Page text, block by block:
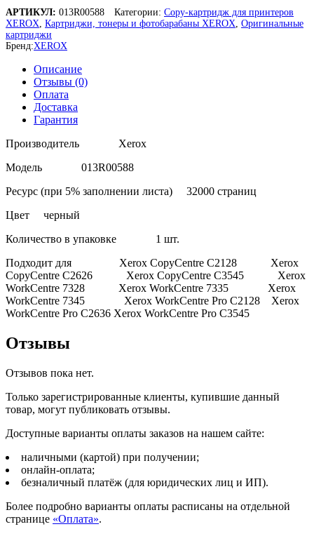
АРТИКУЛ: 013R00588 Категории: Copy-картридж для принтеров
XEROX Картриджи, тонеры и фотобарабаны XEROX Оригинальные
картриджи
Бренд:XEROX
Описание
Отзывы (0)
Оплата
Доставка
Гарантия
Производитель Xerox
Модель 013R00588
Ресурс (при 5% заполнении листа) 32000 страниц
Цвет черный
Количество в упаковке 1 шт.
Подходит для Xerox CopyCentre C2128 Xerox
CopyCentre C2626 Xerox CopyCentre C3545 Xerox
WorkCentre 7328 Xerox WorkCentre 7335 Xerox
WorkCentre 7345 Xerox WorkCentre Pro C2128 Xerox
WorkCentre Pro C2636 Xerox WorkCentre Pro C3545
Отзывы
Отзывов пока нет.
Только зарегистрированные клиенты, купившие данный
товар, могут публиковать отзывы.
Доступные варианты оплаты заказов на нашем сайте:
наличными (картой) при получении;
онлайн-оплата;
безналичный платёж (для юридических лиц и ИП).
Более подробно варианты оплаты расписаны на отдельной
странице «Оплата».